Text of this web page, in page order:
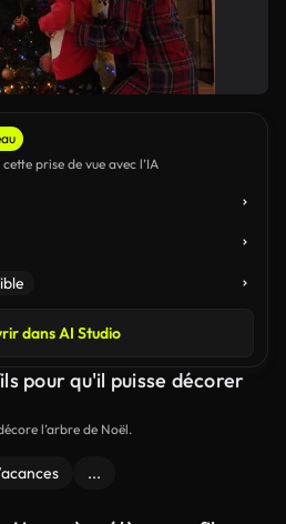
prise de vue avec l’IA
dans AI Studio
pour qu'il puisse décorer
l’arbre de Noël.
...